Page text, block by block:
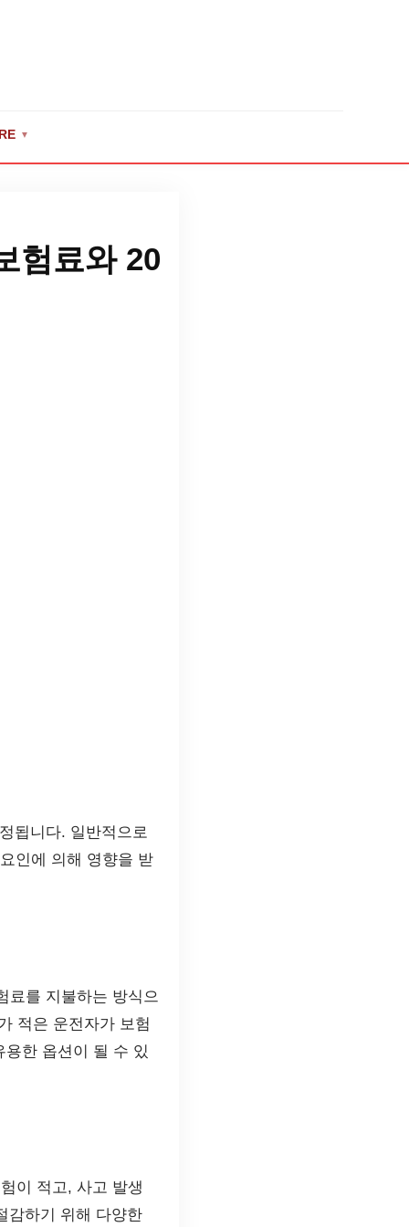
▼
험료와 20
됩니다. 일반적으로
인에 의해 영향을 받
료를 지불하는 방식으
적은 운전자가 보험
한 옵션이 될 수 있
이 적고, 사고 발생
감하기 위해 다양한